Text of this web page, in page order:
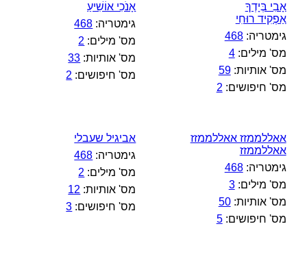
אָבִי בְּיָדְךָ
אַפְקִיד רוּחִי
גימטריה:468
מס' מילים:4
מס' אותיות:59
מס' חיפושים: 2
אָנֹכִי אוֹשִׁיעַ
גימטריה: 468
מס' מילים: 2
מס' אותיות: 33
מס' חיפושים: 2
אאללממזז אאללממזז
אאללממזז
גימטריה:468
מס' מילים:3
מס' אותיות:50
מס' חיפושים:5
אביגיל שעבלי
גימטריה: 468
מס' מילים: 2
מס' אותיות: 12
מס' חיפושים: 3